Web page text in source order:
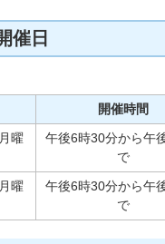
催日
開催時間
曜
午後6時30分から午
で
曜
午後6時30分から午
で